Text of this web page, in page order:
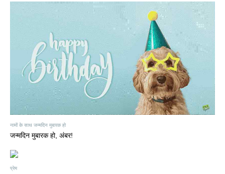
नामों के साथ जन्मदिन मुबारक हो
जन्मदिन मुबारक हो, अंबर!
प्रेम